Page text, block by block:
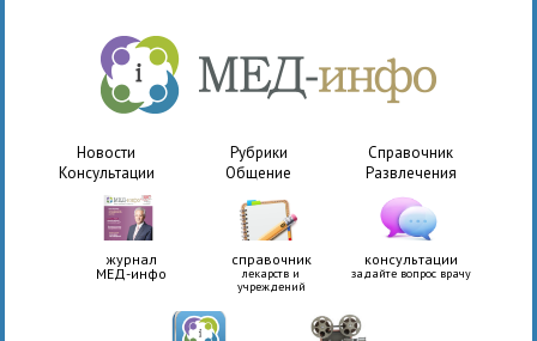
Новости Рубрики
Справочник
Консультации
Общение Развлечения
журнал
МЕД-инфо
справочник
лекарств и
учреждений
консультации
задайте вопрос врачу